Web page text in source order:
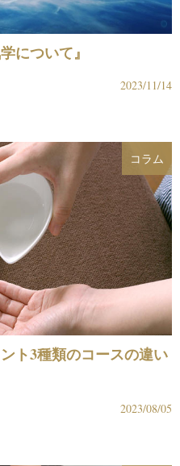
について』
2023/11/14
コラム
ト3種類のコースの違い
2023/08/05